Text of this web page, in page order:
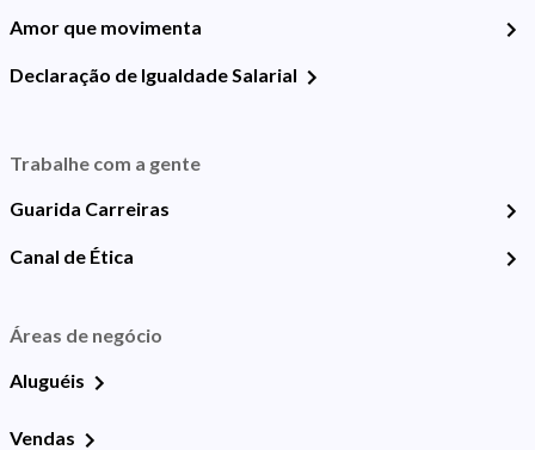
Amor que movimenta
Declaração de Igualdade Salarial
Trabalhe com a gente
Guarida Carreiras
Canal de Ética
Áreas de negócio
Aluguéis
Vendas